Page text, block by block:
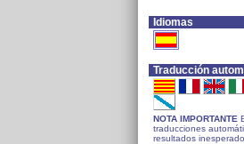
Idiomas
Traducción
NOTA IMPORTANTE
traducciones
resultados